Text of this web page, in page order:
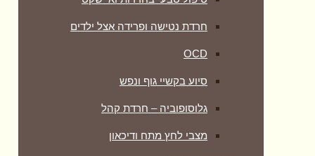
חרדת נטישה ופרידה אצל ילדים
OCD
סיוע בקשיי גוף ונפש
גלוסופוביה – חרדת קהל
מצבי לחץ מתח ודיכאון